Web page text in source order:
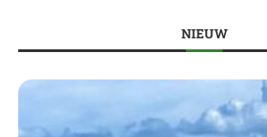
NIEUW